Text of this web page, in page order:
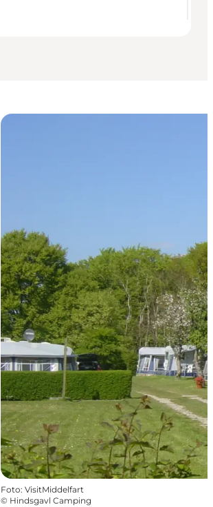
Foto: VisitMiddelfart
© Hindsgavl Camping